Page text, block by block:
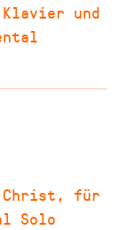
und
, für
Solo